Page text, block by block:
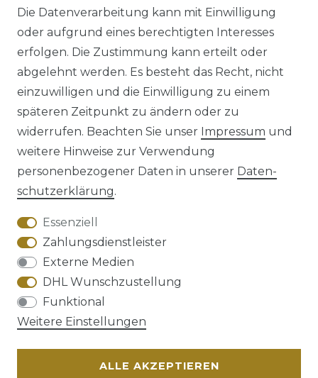
Impressum Daten­schutz­erklärung
AGB Barrierefreiheitserklärung
Widerrufs­recht
Die Datenverarbeitung kann mit Einwilligung
oder aufgrund eines berechtigten Interesses
erfolgen. Die Zustimmung kann erteilt oder
abgelehnt werden. Es besteht das Recht, nicht
einzuwilligen und die Einwilligung zu einem
späteren Zeitpunkt zu ändern oder zu
widerrufen. Beachten Sie unser Impressum und
weitere Hinweise zur Verwendung
personenbezogener Daten in unserer Daten­
schutz­erklärung.
Essenziell
Zahlungsdienstleister
Externe Medien
DHL Wunschzustellung
Funktional
Weitere Einstellungen
ALLE AKZEPTIEREN